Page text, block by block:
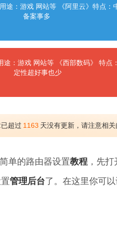
途：游戏 网站等 《阿里云》特点：
备案事多
途：游戏 网站等 《西部数码》 特点
定性超好事也少
超过 1163 天没有更新，请注意相关
单的路由器设置教程，先打
管理后台了。在这里你可